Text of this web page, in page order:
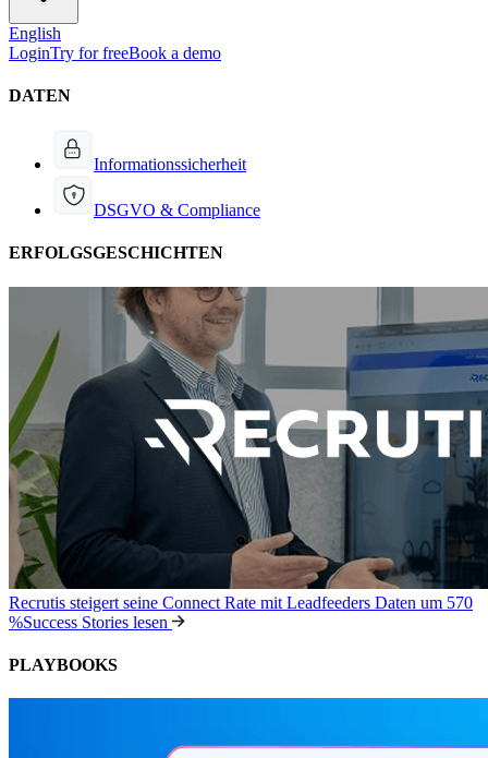
English
LoginTry for freeBook a demo
DATEN
Informationssicherheit
DSGVO & Compliance
ERFOLGSGESCHICHTEN
Recrutis steigert seine Connect Rate mit Leadfeeders Daten um 570
%Success Stories lesen
PLAYBOOKS